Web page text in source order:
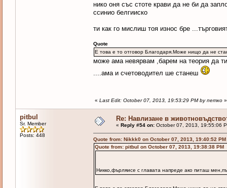
нико оня със стоте крави да не би да
ссинио белгииско
ти как го мислиш тоя износ бре
Quote
Е това е то отговор Благодаря.Може нищо да не
може ама невярвам ,барем на теория да
....ама и счетоводител ше станеш
« Last Edit: October 07, 2013, 19:53:29 PM by петко»
pitbul
Sr. Member
Posts: 448
Re: Навлизане в
« Reply #54 on:October 07, 2013, 19:55:06
Quote from: Nikkk0 on October 07, 2013, 19:40:52 PM
Quote from: pitbul on October 07, 2013, 19:38:38 PM
Никко,фърляисе с главата напреде ако питаш